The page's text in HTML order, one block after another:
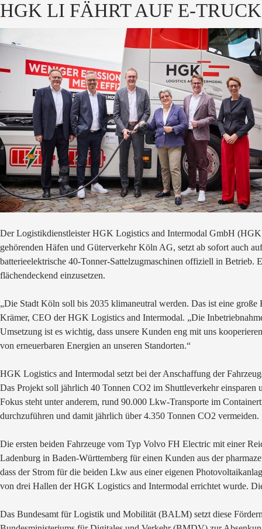
HGK LI FÄHRT AUF E-
Der Logistikdienstleister HGK Logistics and Intermodal GmbH
gehörenden Häfen und Güterverkehr Köln AG, setzt ab sofort auch
batterieelektrische 40-Tonner-Sattelzugmaschinen offiziell in
flächendeckend einzusetzen.
„Die Stadt Köln soll bis 2035 klimaneutral werden. Das ist eine
Krämer, CEO der HGK Logistics and Intermodal. „Die
Umsetzung ist es wichtig, dass unsere Kunden eng mit uns
von erneuerbaren Energien an unseren Standorten.“
HGK Logistics and Intermodal setzt bei der Anschaffung der
Das Projekt soll jährlich 40 Tonnen CO2 im Shuttleverkehr
Fokus steht unter anderem, rund 90.000 Lkw-Transporte im
durchzuführen und damit jährlich über 4.350 Tonnen CO2 vermeiden.
Die ersten beiden Fahrzeuge vom Typ Volvo FH Electric mit einer
Ladenburg in Baden-Württemberg für einen Kunden aus der
dass der Strom für die beiden Lkw aus einer eigenen
von drei Hallen der HGK Logistics and Intermodal errichtet wurde.
Das Bundesamt für Logistik und Mobilität (BALM) setzt diese